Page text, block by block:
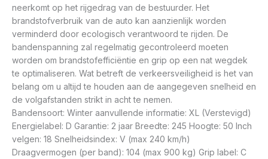
neerkomt op het rijgedrag van de bestuurder. Het
brandstofverbruik van de auto kan aanzienlijk worden
verminderd door ecologisch verantwoord te rijden. De
bandenspanning zal regelmatig gecontroleerd moeten
worden om brandstofefficiëntie en grip op een nat wegdek
te optimaliseren. Wat betreft de verkeersveiligheid is het van
belang om u altijd te houden aan de aangegeven snelheid en
de volgafstanden strikt in acht te nemen.
Bandensoort: Winter aanvullende informatie: XL (Verstevigd)
Energielabel: D Garantie: 2 jaar Breedte: 245 Hoogte: 50 Inch
velgen: 18 Snelheidsindex: V (max 240 km/h)
Draagvermogen (per band): 104 (max 900 kg) Grip label: C